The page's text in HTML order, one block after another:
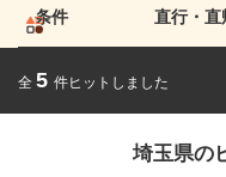
条件 直行・直
全 5 件ヒットしました
埼玉県の